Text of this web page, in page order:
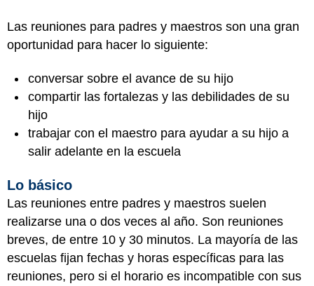
Las reuniones para padres y maestros son una gran
oportunidad para hacer lo siguiente:
conversar sobre el avance de su hijo
compartir las fortalezas y las debilidades de su
hijo
trabajar con el maestro para ayudar a su hijo a
salir adelante en la escuela
Lo básico
Las reuniones entre padres y maestros suelen
realizarse una o dos veces al año. Son reuniones
breves, de entre 10 y 30 minutos. La mayoría de las
escuelas fijan fechas y horas específicas para las
reuniones, pero si el horario es incompatible con sus